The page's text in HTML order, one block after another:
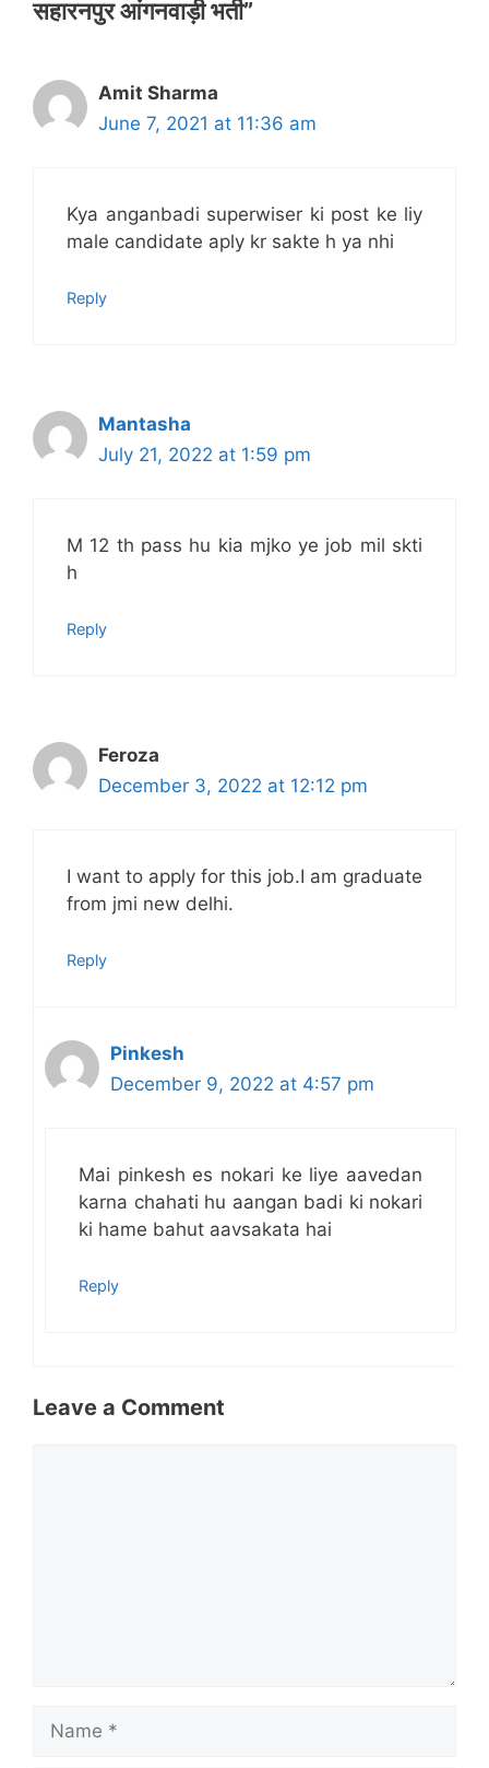
सहारनपुर आंगनवाड़ी भर्ती”
Amit Sharma
June 7, 2021 at 11:36 am
Kya anganbadi superwiser ki post ke liy
male candidate aply kr sakte h ya nhi
Reply
Mantasha
July 21, 2022 at 1:59 pm
M 12 th pass hu kia mjko ye job mil skti
h
Reply
Feroza
December 3, 2022 at 12:12 pm
I want to apply for this job.I am graduate
from jmi new delhi.
Reply
Pinkesh
December 9, 2022 at 4:57 pm
Mai pinkesh es nokari ke liye aavedan
karna chahati hu aangan badi ki nokari
ki hame bahut aavsakata hai
Reply
Leave a Comment
Name